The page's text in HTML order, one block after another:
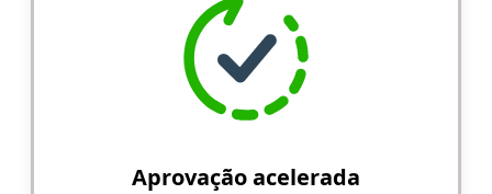
Aprovação acelerada